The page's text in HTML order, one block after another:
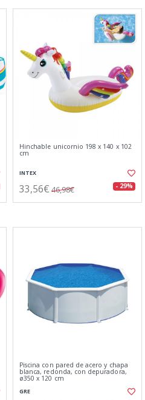
Hinchable unicornio 198 x 140 x 102
cm
INTEX
33,56€ 46,98€ - 29%
Piscina con pared de acero y chapa
blanca, redonda, con depuradora,
ø350 x 120 cm
GRE